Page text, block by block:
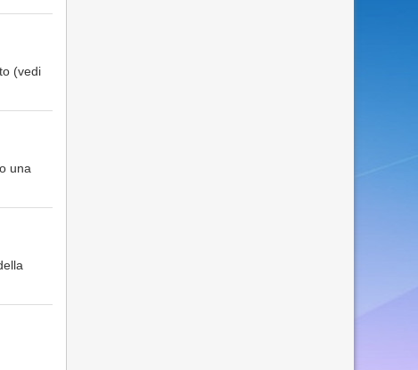
(vedi
una